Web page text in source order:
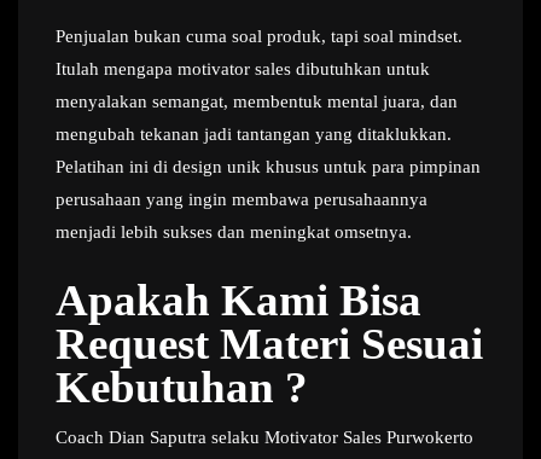
Penjualan bukan cuma soal produk, tapi soal mindset.
Itulah mengapa motivator sales dibutuhkan untuk
menyalakan semangat, membentuk mental juara, dan
mengubah tekanan jadi tantangan yang ditaklukkan.
Pelatihan ini di design unik khusus untuk para pimpinan
perusahaan yang ingin membawa perusahaannya
menjadi lebih sukses dan meningkat omsetnya.
Apakah Kami Bisa
Request Materi Sesuai
Kebutuhan ?
Coach Dian Saputra selaku Motivator Sales Purwokerto